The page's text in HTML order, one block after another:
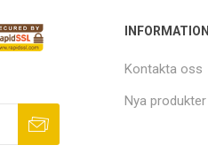
INFORMATION
Kontakta oss
Nya produkter